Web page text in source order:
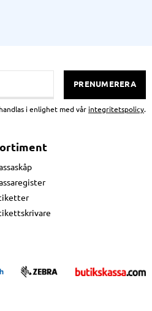
PRENUMERERA
i enlighet med vår integritetspolicy.